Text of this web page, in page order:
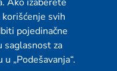
korišćenje svih
pojedinačne
saglasnost za
„Podešavanja“.